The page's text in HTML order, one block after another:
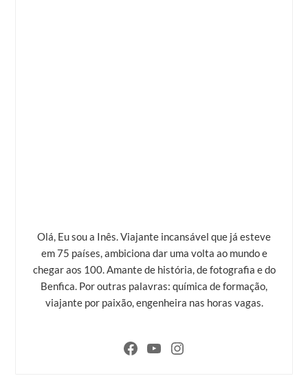
Olá, Eu sou a Inês. Viajante incansável que já esteve
em 75 países, ambiciona dar uma volta ao mundo e
chegar aos 100. Amante de história, de fotografia e do
Benfica. Por outras palavras: química de formação,
viajante por paixão, engenheira nas horas vagas.